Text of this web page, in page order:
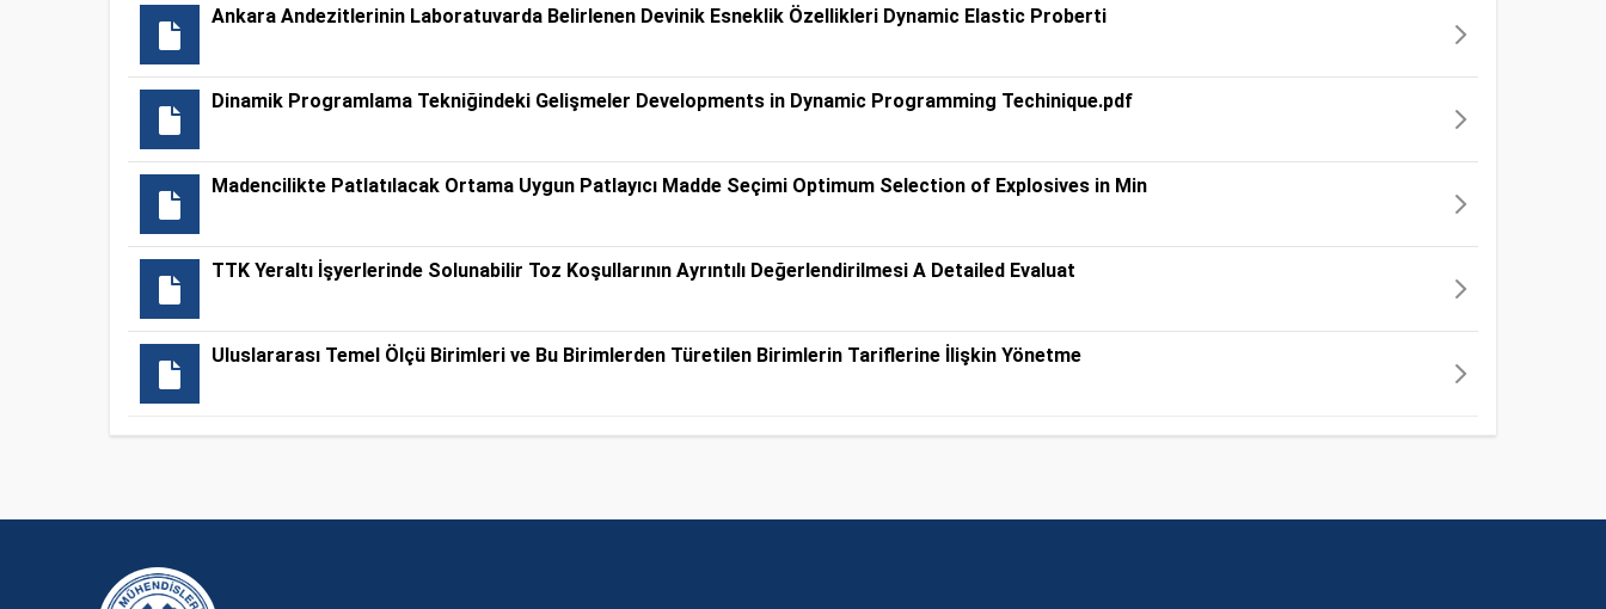
Ankara Andezitlerinin Laboratuvarda Belirlenen Devinik Esneklik Özellikleri Dynamic Elastic Proberti
Dinamik Programlama Tekniğindeki Gelişmeler Developments in Dynamic Programming Techinique.pdf
Madencilikte Patlatılacak Ortama Uygun Patlayıcı Madde Seçimi Optimum Selection of Explosives in Min
TTK Yeraltı İşyerlerinde Solunabilir Toz Koşullarının Ayrıntılı Değerlendirilmesi A Detailed Evaluat
Uluslararası Temel Ölçü Birimleri ve Bu Birimlerden Türetilen Birimlerin Tariflerine İlişkin Yönetme